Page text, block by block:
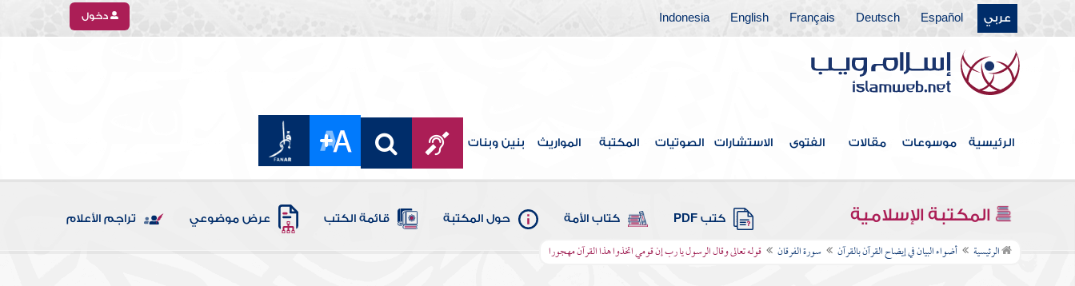
عربي Español
Deutsch
Français
English
Indonesia دخول
الرئيسية موسوعات مقالات الفتوى الاستشارات الصوتيات المكتبة المواريث بنين وبنات
المكتبة الإسلامية كتب PDF كتاب الأمة حول المكتبة قائمة الكتب عرض موضوعي تراجم الأعلام
الرئيسية أضواء البيان في إيضاح القرآن بالقرآن سورة الفرقان قوله تعالى وقال الرسول يا رب إن قومي اتخذوا هذا القرآن مهجورا
سورة مريم
سورة طه
سورة الأنبياء
سورة الحج
سورة المؤمنون
سورة النور
سورة الفرقان